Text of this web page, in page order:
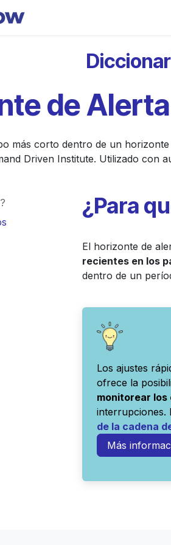
de
más corto dentro de un
Driven Institute. Utilizado con
¿Para
El horizonte de
recientes en los
dentro de un
Los ajustes
ofrece la
monitorear los
interrupciones.
de la cadena
Más